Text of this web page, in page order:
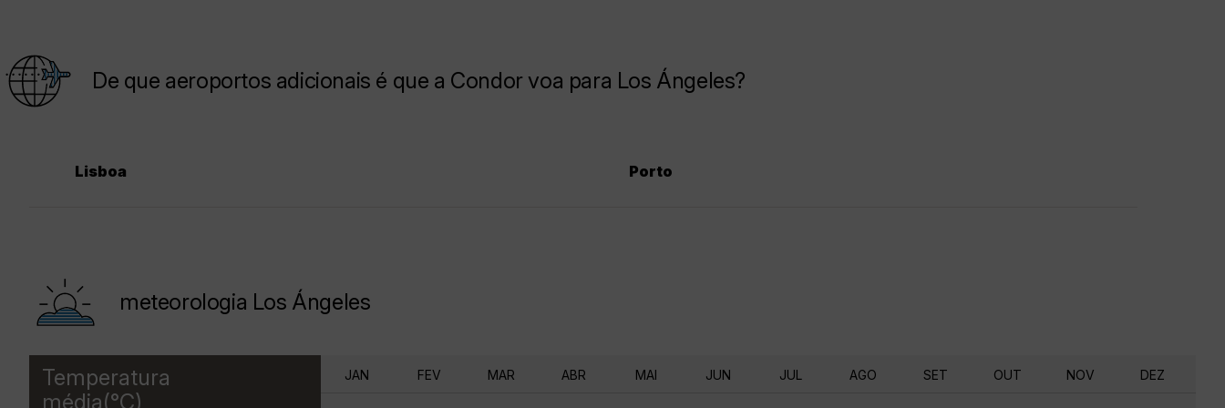
De que aeroportos adicionais é que a Condor voa para Los Ángeles?
Lisboa Porto
meteorologia Los Ángeles
Temperatura
média(°C)
JAN FEV MAR ABR MAI JUN JUL AGO SET OUT NOV DEZ